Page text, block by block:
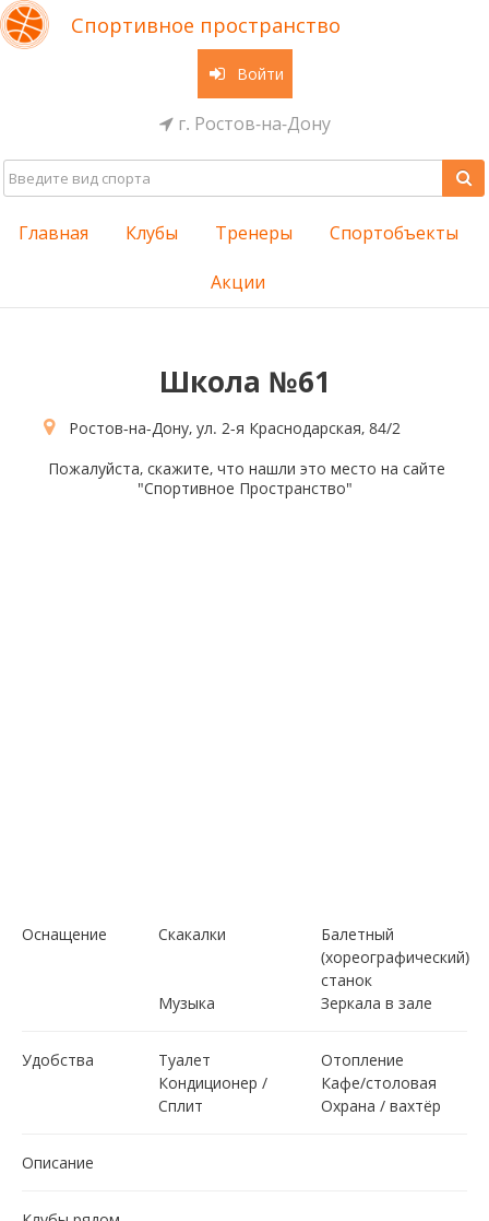
Спортивное пространство
Войти
г. Ростов-на-Дону
Главная Клубы Тренеры Спортобъекты
Акции
Школа №61
Ростов-на-Дону, ул. 2-я Краснодарская, 84/2
Пожалуйста, скажите, что нашли это место на сайте
"Спортивное Пространство"
Оснащение Скакалки
Балетный
(хореографический)
станок
Музыка
Зеркала в зале
Удобства Туалет
Отопление
Кондиционер /
Сплит
Кафе/столовая
Охрана / вахтёр
Описание